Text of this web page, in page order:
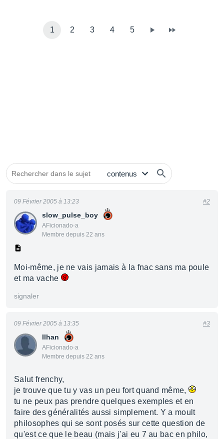
1 2 3 4 5
slow_pulse_boy
AFicionado·a
Membre depuis 22 ans
09 Février 2005 à 13:23 #2
Moi-même, je ne vais jamais à la fnac sans ma poule
et ma vache
signaler
Ilhan
AFicionado·a
Membre depuis 22 ans
09 Février 2005 à 13:35 #3
Salut frenchy,
je trouve que tu y vas un peu fort quand même,
tu ne peux pas prendre quelques exemples et en
faire des généralités aussi simplement. Y a moult
philosophes qui se sont posés sur cette question de
qu'est ce que le beau (mais j'ai eu 7 au bac en philo,